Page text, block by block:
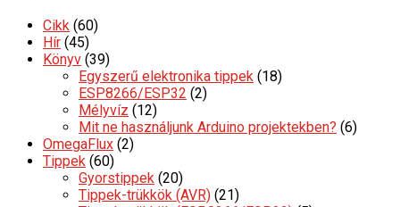
Cikk (60)
Hír (45)
Könyv (39)
Egyszerű elektronika tippek (18)
ESP8266/ESP32 (2)
Mélyvíz (12)
Mit ne használjunk Arduino projektekben? (6)
OmegaFlux (2)
Tippek (60)
Gyorstippek (20)
Tippek-trükkök (AVR) (21)